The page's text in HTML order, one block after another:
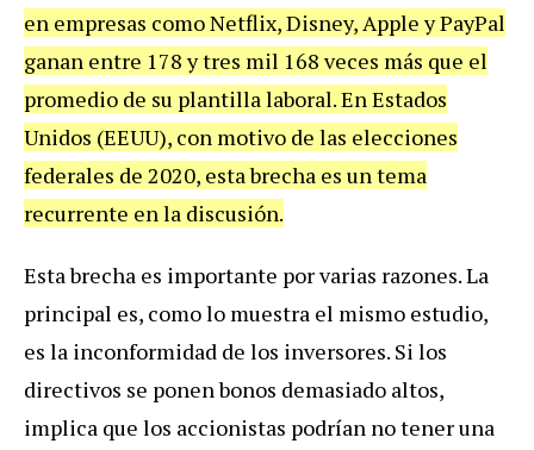
en empresas como Netflix, Disney, Apple y PayPal
ganan entre 178 y tres mil 168 veces más que el
promedio de su plantilla laboral. En Estados
Unidos (EEUU), con motivo de las elecciones
federales de 2020, esta brecha es un tema
recurrente en la discusión.
Esta brecha es importante por varias razones. La
principal es, como lo muestra el mismo estudio,
es la inconformidad de los inversores. Si los
directivos se ponen bonos demasiado altos,
implica que los accionistas podrían no tener una